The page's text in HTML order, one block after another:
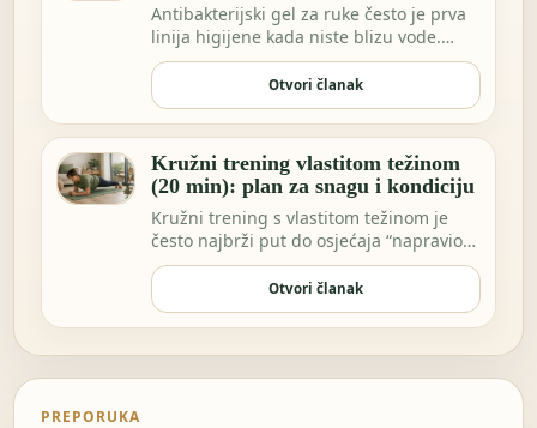
Antibakterijski gel za ruke često je prva
linija higijene kada niste blizu vode.
Možda …
Otvori članak
Kružni trening vlastitom težinom
(20 min): plan za snagu i kondiciju
Kružni trening s vlastitom težinom je
često najbrži put do osjećaja “napravio
sam nešto…
Otvori članak
PREPORUKA